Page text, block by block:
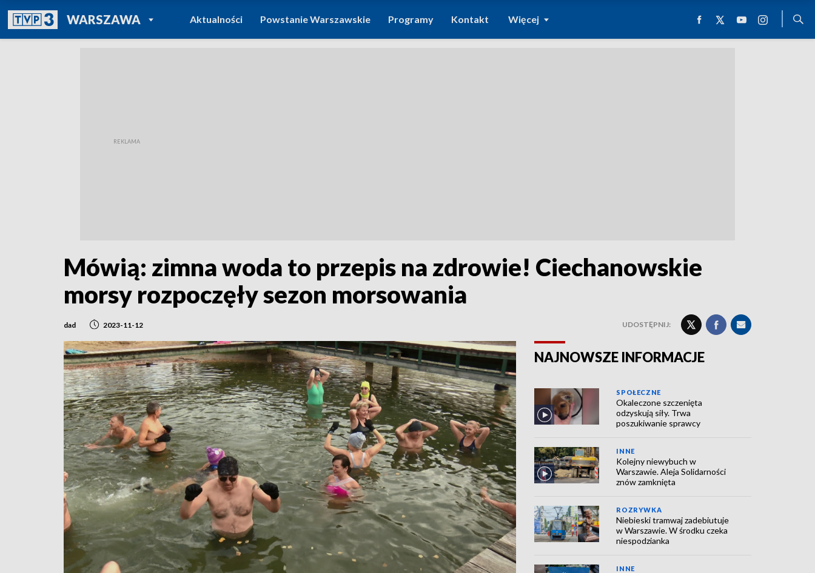
WARSZAWAPOWRÓT DO
TVP REGIONY
Aktualności Powstanie Warszawskie Programy Kontakt Więcej
Mówią: zimna woda to przepis na zdrowie! Ciechanowskie
morsy rozpoczęły sezon morsowania
dad 2023-11-12 UDOSTĘPNIJ:
NAJNOWSZE INFORMACJE
SPOŁECZNE
Okaleczone szczenięta
odzyskują siły. Trwa
poszukiwanie sprawcy
INNE
Kolejny niewybuch w
Warszawie. Aleja Solidarności
znów zamknięta
ROZRYWKA
Niebieski tramwaj zadebiutuje
w Warszawie. W środku czeka
niespodzianka
INNE